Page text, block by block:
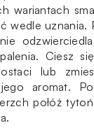
wariantach
wedle uznania.
Ciesz
lub
aromat.
połóż